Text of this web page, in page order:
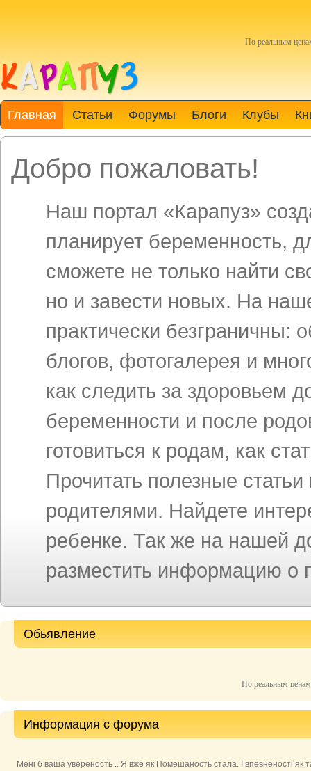
По реальным
Главная Статьи Форумы Блоги Клубы
Добро пожаловать!
Наш портал «Карапуз»
планирует беременность,
сможете не только найти
но и завести новых. На
практически
блогов, фотогалерея и
как следить за здоровьем
беременности и после
готовиться к родам, как
Прочитать полезные
родителями. Найдете
ребенке. Так же на нашей
разместить информацию о
Обьявление
По реальным
Информация с форума
Мені б ваша увереность .. Я вже як Помешаность стала. І впевненості як